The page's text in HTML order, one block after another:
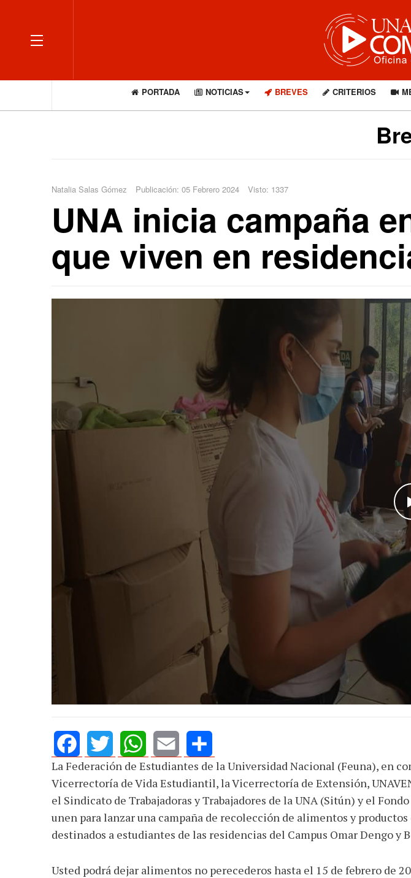
OFF CANVAS
PORTADA NOTICIAS BREVES CRITERIOS
Natalia Salas Gómez Publicación: 05 Febrero 2024 Visto: 1337
UNA inicia campaña
que viven en
FacebookTwitterWhatsApp
Email Share
La Federación de Estudiantes de la Universidad Nacional (Feuna), en
Vicerrectoría de Vida Estudiantil, la Vicerrectoría de Extensión,
el Sindicato de Trabajadoras y Trabajadores de la UNA (Sitún) y el
unen para lanzar una campaña de recolección de alimentos y
destinados a estudiantes de las residencias del Campus Omar Dengo y
Usted podrá dejar alimentos no perecederos hasta el 15 de febrero de